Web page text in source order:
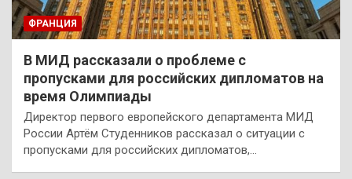
ФРАНЦИЯ
В МИД рассказали о проблеме с
пропусками для российских дипломатов на
время Олимпиады
Директор первого европейского департамента МИД
России Артём Студенников рассказал о ситуации с
пропусками для российских дипломатов,…